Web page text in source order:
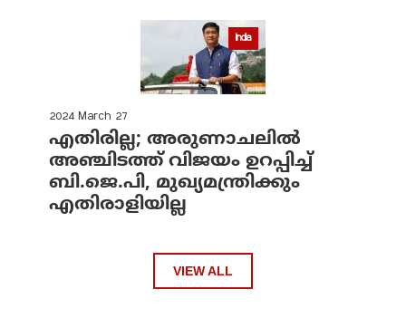
India
2024 March 27
എതിരില്ല; അരുണാചലില്‍
അഞ്ചിടത്ത് വിജയം ഉറപ്പിച്ച്
ബി.ജെ.പി, മുഖ്യമന്ത്രിക്കും
എതിരാളിയില്ല
VIEW ALL